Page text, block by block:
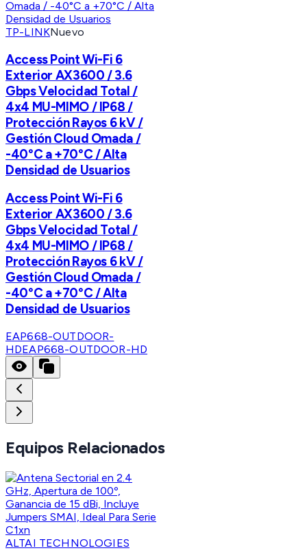
TP-LINKNuevo
Access Point Wi-Fi 6
Exterior AX3600 / 3.6
Gbps Velocidad Total /
4x4 MU-MIMO / IP68 /
Protección Rayos 6 kV /
Gestión Cloud Omada /
-40°C a +70°C / Alta
Densidad de Usuarios
Access Point Wi-Fi 6
Exterior AX3600 / 3.6
Gbps Velocidad Total /
4x4 MU-MIMO / IP68 /
Protección Rayos 6 kV /
Gestión Cloud Omada /
-40°C a +70°C / Alta
Densidad de Usuarios
EAP668-OUTDOOR-
HDEAP668-OUTDOOR-HD
Equipos Relacionados
ALTAI TECHNOLOGIES